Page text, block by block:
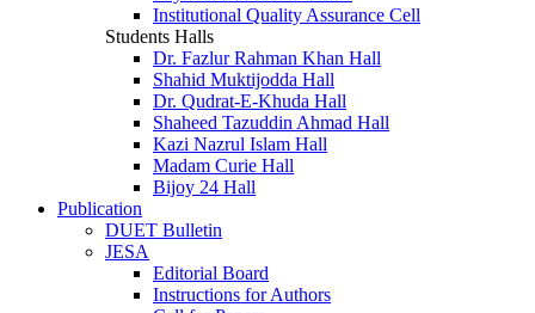
Institutional Quality Assurance Cell
Students Halls
Dr. Fazlur Rahman Khan Hall
Shahid Muktijodda Hall
Dr. Qudrat-E-Khuda Hall
Shaheed Tazuddin Ahmad Hall
Kazi Nazrul Islam Hall
Madam Curie Hall
Bijoy 24 Hall
Publication
DUET Bulletin
JESA
Editorial Board
Instructions for Authors